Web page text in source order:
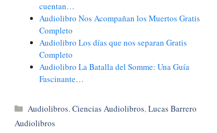
cuentan…
Audiolibro Nos Acompañan los Muertos Gratis
Completo
Audiolibro Los días que nos separan Gratis
Completo
Audiolibro La Batalla del Somme: Una Guía
Fascinante…
Categorías
Audiolibros,Ciencias Audiolibros,Lucas Barrero
Audiolibros